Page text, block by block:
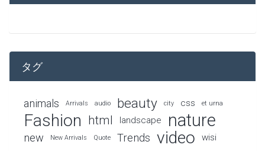
タグ
animals Arrivals audio beauty city css et urna
Fashion html landscape nature
new New Arrivals Quote Trends video wisi